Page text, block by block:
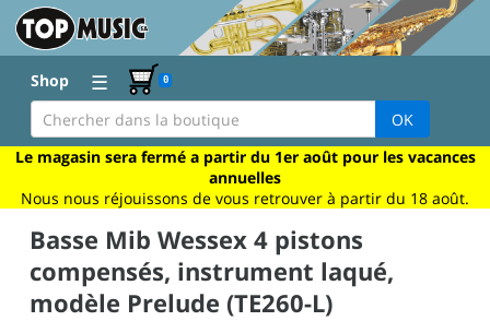
Shop ☰ 0
OK
Le magasin sera fermé a partir du 1er août pour les vacances
annuelles
Nous nous réjouissons de vous retrouver à partir du 18 août.
Basse Mib Wessex 4 pistons
compensés, instrument laqué,
modèle Prelude (TE260-L)